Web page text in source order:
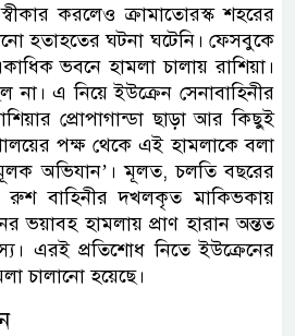
করলেও ক্রামাতোরস্ক শহরের
হতাহতের ঘটনা ঘটেনি। ফেসবুকে
ভবনে হামলা চালায় রাশিয়া।
না। এ নিয়ে ইউক্রেন সেনাবাহিনীর
প্রোপাগান্ডা ছাড়া আর কিছুই
পক্ষ থেকে এই হামলাকে বলা
অভিযান’। মূলত, চলতি বছরের
রুশ বাহিনীর দখলকৃত মাকিভকায়
ভয়াবহ হামলায় প্রাণ হারান অন্তত
এরই প্রতিশোধ নিতে ইউক্রেনের
চালানো হয়েছে।